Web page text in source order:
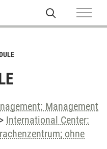
Management
International Center:
ohne